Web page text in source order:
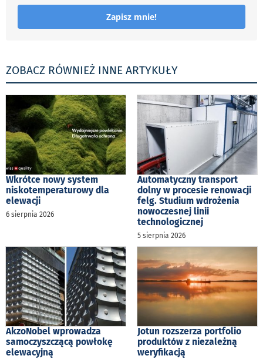
Zapisz mnie!
ZOBACZ RÓWNIEŻ INNE ARTYKUŁY
Wkrótce nowy system
niskotemperaturowy dla
elewacji
6 sierpnia 2026
Automatyczny transport
dolny w procesie renowacji
felg. Studium wdrożenia
nowoczesnej linii
technologicznej
5 sierpnia 2026
AkzoNobel wprowadza
samoczyszczącą powłokę
elewacyjną
Jotun rozszerza portfolio
produktów z niezależną
weryfikacją